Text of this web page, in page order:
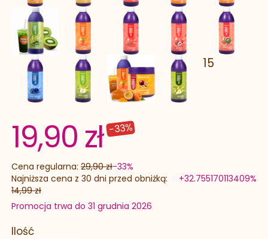
15
19,90 zł -33%
Cena regularna: 29,90 zł-33%
Najniższa cena z 30 dni przed obniżką:
14,99 zł
+32.755170113409%
Promocja trwa do 31 grudnia 2026
Ilość